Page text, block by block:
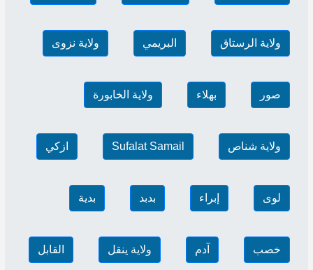
ولاية الرستاق البريمي ولاية نزوى
صور بهلاء ولاية الخابورة
ولاية شناص Sufalat Samail ازكي
لوى إبراء بدبد بدية
خصب آدم ولاية ينقل القابل